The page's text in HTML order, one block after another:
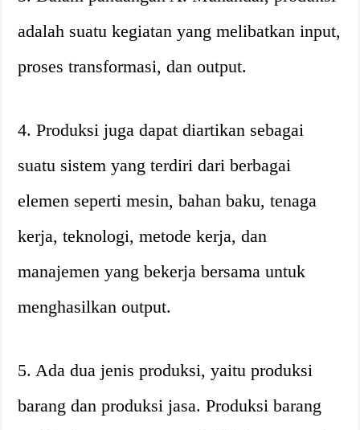
adalah suatu kegiatan yang melibatkan input,
proses transformasi, dan output.
4. Produksi juga dapat diartikan sebagai
suatu sistem yang terdiri dari berbagai
elemen seperti mesin, bahan baku, tenaga
kerja, teknologi, metode kerja, dan
manajemen yang bekerja bersama untuk
menghasilkan output.
5. Ada dua jenis produksi, yaitu produksi
barang dan produksi jasa. Produksi barang